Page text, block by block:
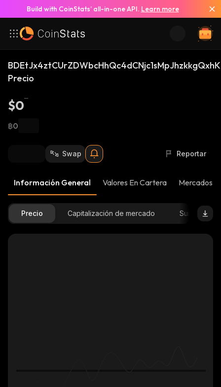
Build with CoinStats’ all-in-one API. Learn more
Precio
$0
฿0
Swap Reportar
Información General Valores En Cartera Mercados
Precio Capitalización de mercado Suministro